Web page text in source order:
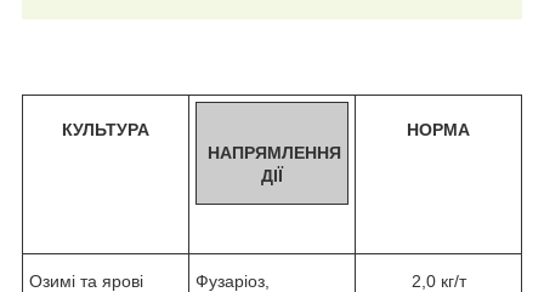
КУЛЬТУРА
НАПРЯМЛЕННЯ
ДІЇ
НОРМА
Озимі та ярові
Фузаріоз,
2,0 кг/т